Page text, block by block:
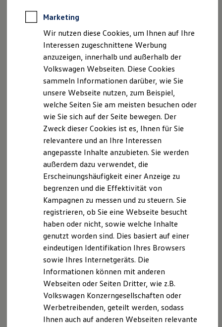
Software, Konnektivität & Apps
California App
VW Connect für Ihren ID. Buzz
VW Connect für Ihren Transporter/Caravelle
VW Connect für Ihren Amarok
VW Connect für andere Modelle
Connect Pro
Fleet Interface Data
Multistop Pathfinder
Übersicht Software Updates
Hilfreiches für Besitzer
Fahrerassistenz- und Sicherheitssysteme
Kontrollleuchten
Kurzfahrprofile und Ölverdünnung
XTL-Dieselkraftstoff
Ersatzteile und Betriebsflüssigkeiten
Original Zubehör und Lifestyle Produkte
myVolkswagen
myVolkswagen Business
Elektrisch & Autonom
Elektro - & Hybridfahrzeuge
Unser Ansatz
Klimafreundlicher Strom
Reichweite & Ladelösungen
Reichweitensimulator
Ladezeitensimulator
Ladelösungen für Privatkunden
Ladelösungen für Gewerbekunden
Wallbox und Ladekabel
Förderung & Kosten der Elektrofahrzeuge
Fördermöglichkeiten für Privatkunden
Fördermöglichkeiten für Gewerbekunden
Verbraucherschlichtungsstelle weder bereit noch dazu
verpflichtet.“
Datenschutzerklärung
myDealer Datenschutzerklärung
Datenschutzerklärung-Typ
A. Verantwortlicher
Wir freuen uns, dass Sie unsere Webseite der
Autohaus Jacob Querfurt GmbH, Merseburger Straße
104, 06268 Querfurt, info@jacob-autohaus.de
besuchen. Im Folgenden informieren wir Sie über die
Verarbeitung Ihrer personenbezogenen Daten durch
uns im Zusammenhang mit Ihrem Besuch unserer
B. Verarbeitung Ihrer personenbezogenen Daten
Unsere Webseite bietet Ihnen verschiedene
Angebote, die wir Ihnen in Bezug auf dabei durch uns
verarbeitete personenbezogene Daten im Folgenden
näher erläutern möchten. Bei der Datenverarbeitung
im Zusammenhang mit unserer Webseite unterstützt
Marketing
Wir nutzen diese Cookies, um Ihnen auf Ihre
Interessen zugeschnittene Werbung
anzuzeigen, innerhalb und außerhalb der
Volkswagen Webseiten. Diese Cookies
sammeln Informationen darüber, wie Sie
unsere Webseite nutzen, zum Beispiel,
welche Seiten Sie am meisten besuchen oder
wie Sie sich auf der Seite bewegen. Der
Zweck dieser Cookies ist es, Ihnen für Sie
relevantere und an Ihre Interessen
angepasste Inhalte anzubieten. Sie werden
außerdem dazu verwendet, die
Erscheinungshäufigkeit einer Anzeige zu
begrenzen und die Effektivität von
Kampagnen zu messen und zu steuern. Sie
registrieren, ob Sie eine Webseite besucht
haben oder nicht, sowie welche Inhalte
genutzt worden sind. Dies basiert auf einer
eindeutigen Identifikation Ihres Browsers
sowie Ihres Internetgeräts. Die
Informationen können mit anderen
Webseiten oder Seiten Dritter, wie z.B.
Volkswagen Konzerngesellschaften oder
Werbetreibenden, geteilt werden, sodass
Ihnen auch auf anderen Webseiten relevante